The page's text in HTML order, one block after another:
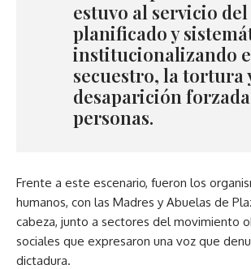
estuvo al servicio
planificado y
institucionalizando
secuestro, la tortura
desaparición
personas.
Frente a este escenario, fueron los
humanos, con las Madres y Abuelas de
cabeza, junto a sectores del movimiento
sociales que expresaron una voz que
dictadura.